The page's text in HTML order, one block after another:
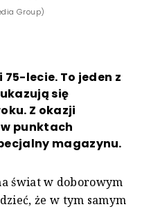
Group)
lecie. To jeden z
się
Z okazji
punktach
magazynu.
świat w doborowym
że w tym samym